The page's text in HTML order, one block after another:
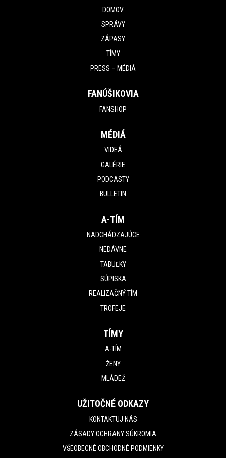
DOMOV
SPRÁVY
ZÁPASY
TÍMY
PRESS – MÉDIÁ
FANÚŠIKOVIA
FANSHOP
MÉDIÁ
VIDEÁ
GALÉRIE
PODCASTY
BULLETIN
A-TÍM
NADCHÁDZAJÚCE
NEDÁVNE
TABUĽKY
SÚPISKA
REALIZAČNÝ TÍM
TROFEJE
TÍMY
A-TÍM
ŽENY
MLÁDEŽ
UŽITOČNÉ ODKAZY
KONTAKTUJ NÁS
ZÁSADY OCHRANY SÚKROMIA
VŠEOBECNÉ OBCHODNÉ PODMIENKY